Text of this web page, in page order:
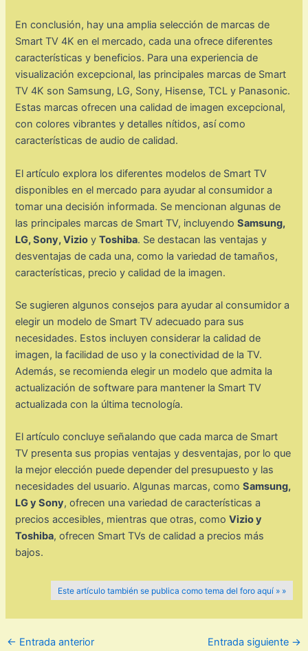
En conclusión, hay una amplia selección de marcas de
Smart TV 4K en el mercado, cada una ofrece diferentes
características y beneficios. Para una experiencia de
visualización excepcional, las principales marcas de Smart
TV 4K son Samsung, LG, Sony, Hisense, TCL y Panasonic.
Estas marcas ofrecen una calidad de imagen excepcional,
con colores vibrantes y detalles nítidos, así como
características de audio de calidad.
El artículo explora los diferentes modelos de Smart TV
disponibles en el mercado para ayudar al consumidor a
tomar una decisión informada. Se mencionan algunas de
las principales marcas de Smart TV, incluyendoSamsung,
LG, Sony, Vizio yToshiba. Se destacan las ventajas y
desventajas de cada una, como la variedad de tamaños,
características, precio y calidad de la imagen.
Se sugieren algunos consejos para ayudar al consumidor a
elegir un modelo de Smart TV adecuado para sus
necesidades. Estos incluyen considerar la calidad de
imagen, la facilidad de uso y la conectividad de la TV.
Además, se recomienda elegir un modelo que admita la
actualización de software para mantener la Smart TV
actualizada con la última tecnología.
El artículo concluye señalando que cada marca de Smart
TV presenta sus propias ventajas y desventajas, por lo que
la mejor elección puede depender del presupuesto y las
necesidades del usuario. Algunas marcas, comoSamsung,
LG y Sony, ofrecen una variedad de características a
precios accesibles, mientras que otras, comoVizio y
Toshiba, ofrecen Smart TVs de calidad a precios más
bajos.
Este artículo también se publica como tema del foro aquí » »
← Entrada anterior Entrada siguiente →